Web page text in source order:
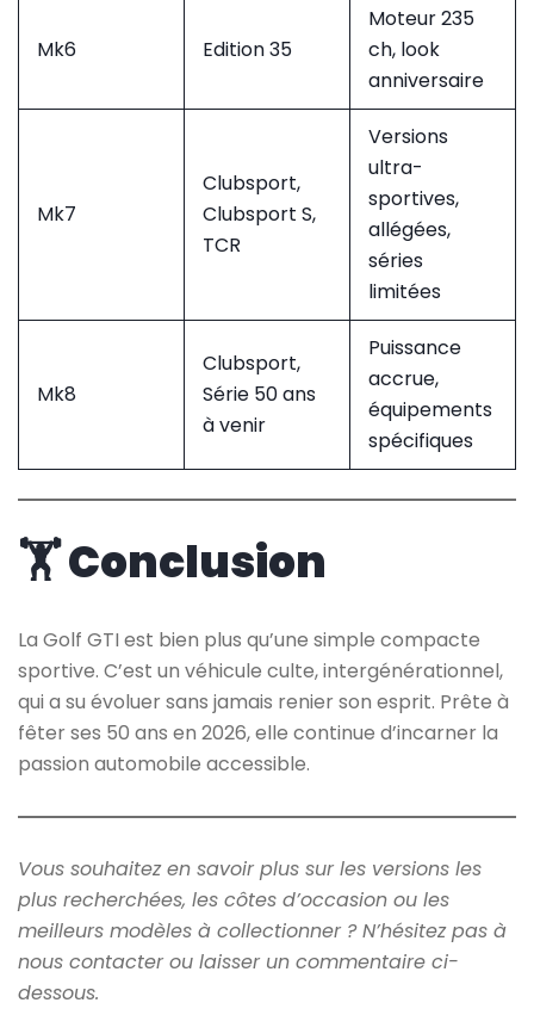
Mk6 Edition 35
Moteur 235
ch, look
anniversaire
Mk7
Clubsport,
Clubsport S,
TCR
Versions
ultra-
sportives,
allégées,
séries
limitées
Mk8
Clubsport,
Série 50 ans
à venir
Puissance
accrue,
équipements
spécifiques
🏋️ Conclusion
La Golf GTI est bien plus qu’une simple compacte
sportive. C’est un véhicule culte, intergénérationnel,
qui a su évoluer sans jamais renier son esprit. Prête à
fêter ses 50 ans en 2026, elle continue d’incarner la
passion automobile accessible.
Vous souhaitez en savoir plus sur les versions les
plus recherchées, les côtes d’occasion ou les
meilleurs modèles à collectionner ? N’hésitez pas à
nous contacter ou laisser un commentaire ci-
dessous.